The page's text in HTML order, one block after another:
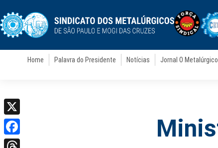
Home Palavra do Presidente Notícias Jornal O Metalúrgico
X
Facebook